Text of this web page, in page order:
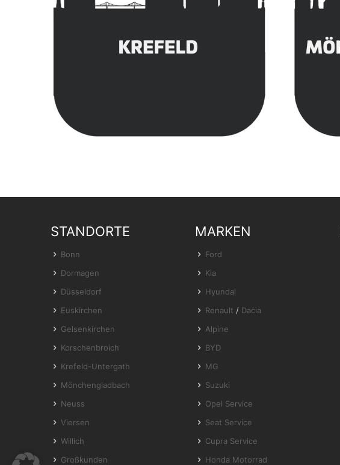
STANDORTE
Bonn
Dormagen
Düsseldorf
Euskirchen
Gelsenkirchen
Korschenbroich
Krefeld-Untergath
Mönchengladbach
Neuss
Viersen
Willich
Großkunden
MARKEN
Ford
Kia
Hyundai
Renault / Dacia
Alpine
BYD
MG
Suzuki
Opel Service
Seat Service
Cupra Service
Honda Motorrad